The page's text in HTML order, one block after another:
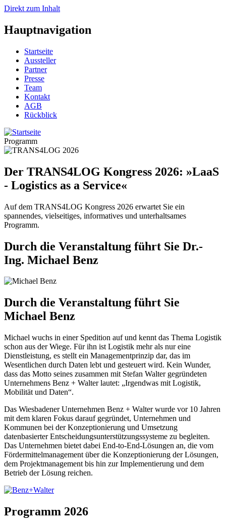
Direkt zum Inhalt
Hauptnavigation
Startseite
Aussteller
Partner
Presse
Team
Kontakt
AGB
Rückblick
Programm
Der TRANS4LOG Kongress 2026: »LaaS
- Logistics as a Service«
Auf dem TRANS4LOG Kongress 2026 erwartet Sie ein
spannendes, vielseitiges, informatives und unterhaltsames
Programm.
Durch die Veranstaltung führt Sie Dr.-
Ing. Michael Benz
Durch die Veranstaltung führt Sie
Michael Benz
Michael wuchs in einer Spedition auf und kennt das Thema Logistik
schon aus der Wiege. Für ihn ist Logistik mehr als nur eine
Dienstleistung, es stellt ein Managementprinzip dar, das im
Wesentlichen durch Daten lebt und gesteuert wird. Kein Wunder,
dass das Motto seines zusammen mit Stefan Walter gegründeten
Unternehmens Benz + Walter lautet: „Irgendwas mit Logistik,
Mobilität und Daten“.
Das Wiesbadener Unternehmen Benz + Walter wurde vor 10 Jahren
mit dem klaren Fokus darauf gegründet, Unternehmen und
Kommunen bei der Konzeptionierung und Umsetzung
datenbasierter Entscheidungsunterstützungssysteme zu begleiten.
Das Unternehmen bietet dabei End-to-End-Lösungen an, die vom
Fördermittelmanagement über die Konzeptionierung der Lösungen,
dem Projektmanagement bis hin zur Implementierung und dem
Betrieb der Lösung reichen.
Programm 2026